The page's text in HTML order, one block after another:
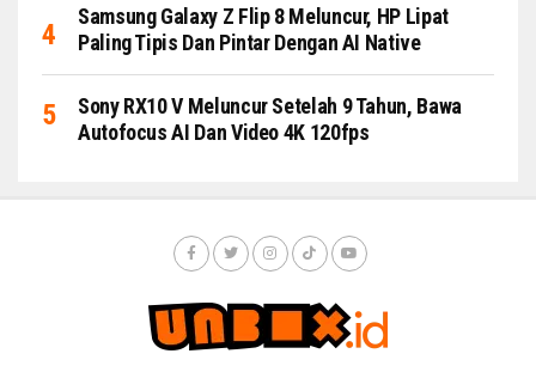
Samsung Galaxy Z Flip 8 Meluncur, HP Lipat
Paling Tipis Dan Pintar Dengan AI Native
Sony RX10 V Meluncur Setelah 9 Tahun, Bawa
Autofocus AI Dan Video 4K 120fps